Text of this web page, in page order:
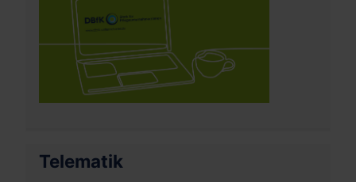
Telematik